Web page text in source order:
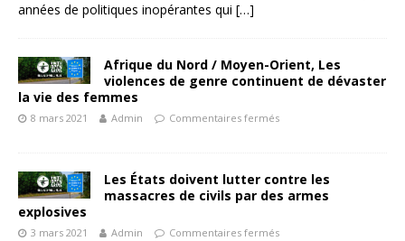
années de politiques inopérantes qui […]
Afrique du Nord / Moyen-Orient, Les
violences de genre continuent de dévaster
la vie des femmes
8 mars 2021 Admin Commentaires fermés
Les États doivent lutter contre les
massacres de civils par des armes
explosives
3 mars 2021 Admin Commentaires fermés